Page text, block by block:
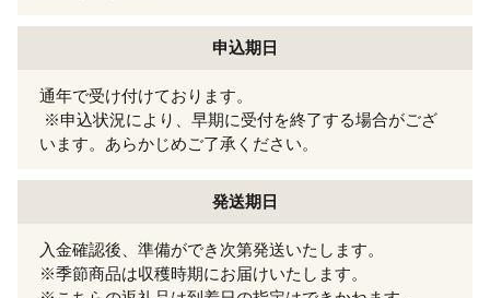
申込期日
通年で受け付けております。
※申込状況により、早期に受付を終了する場合がござ
います。あらかじめご了承ください。
発送期日
入金確認後、準備ができ次第発送いたします。
※季節商品は収穫時期にお届けいたします。